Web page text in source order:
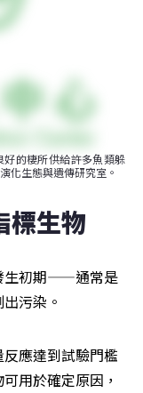
的棲所供給許多魚類躲
化生態與遺傳研究室。
標生物
生初期——通常是
污染。
應達到試驗門檻
用於確定原因，